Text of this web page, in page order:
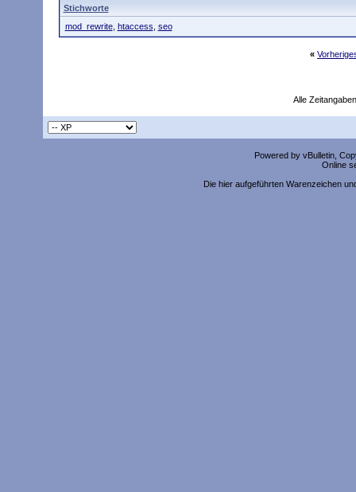
Stichworte
mod_rewrite, htaccess seo
«
Alle
Powered by vBulletin,
Online
Die hier aufgeführten Warenzeichen